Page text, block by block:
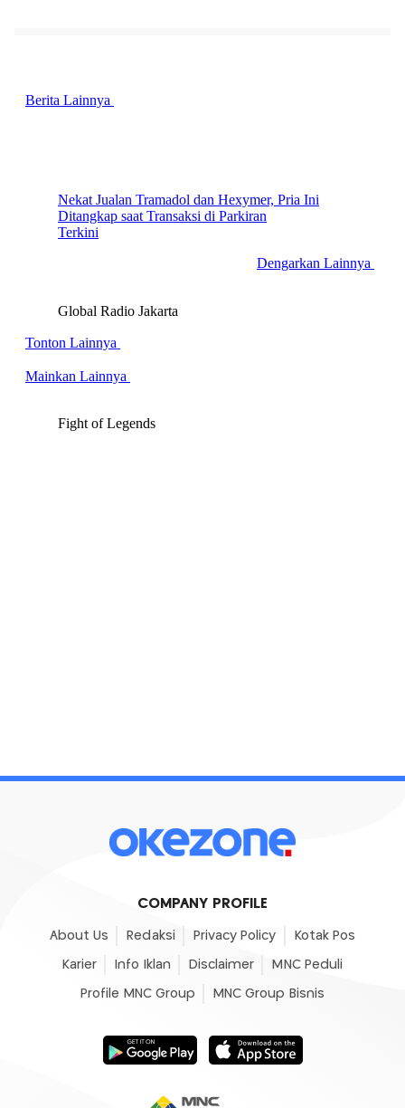
COMPANY PROFILE
About Us Redaksi Privacy Policy Kotak Pos
Karier Info Iklan Disclaimer MNC Peduli
Profile MNC Group MNC Group Bisnis